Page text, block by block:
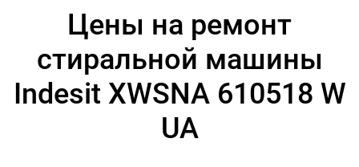
Цены на ремонт
стиральной машины
Indesit XWSNA 610518 W
UA